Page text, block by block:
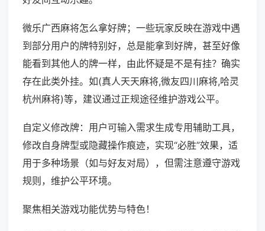
微乐广西麻将怎么拿好牌；一些玩家反映在游戏中遇
到部分用户的牌特别好，总是能拿到好牌，甚至好像
能看到其他人的牌一样，由此怀疑是不是有挂？确实
存在此类外挂。如(真人天天麻将,微友四川麻将,哈灵
杭州麻将)等，建议通过正规途径维护游戏公平。
自定义修改牌：用户可输入需求生成专用辅助工具，
修改自身牌型或隐藏操作痕迹，实现“必胜”效果，适
用于多种场景（如与好友对局），但需注意遵守游戏
规则，维护公平环境。
聚焦相关游戏功能优势与特色！